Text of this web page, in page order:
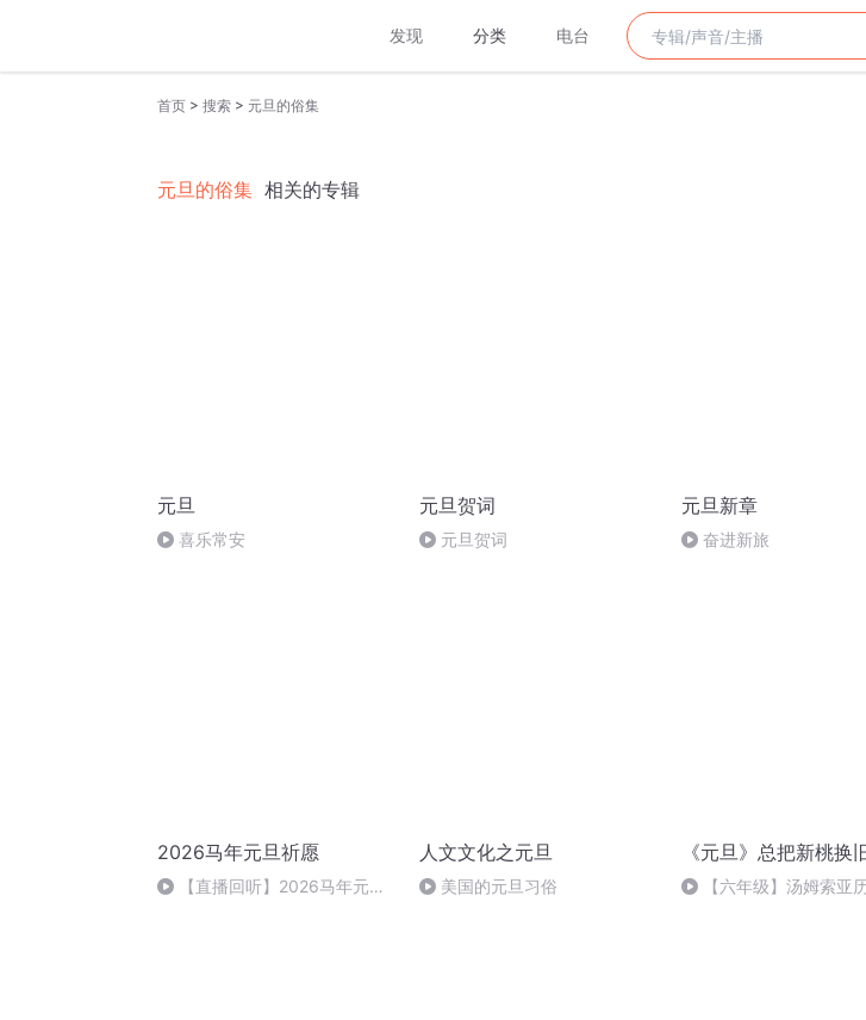
发现 分类 电台
首页 > 搜索 > 元旦的俗集
元旦的俗集 相关的专辑
元旦
喜乐常安
元旦贺词
元旦贺词
元旦新章
奋进新旅
2026马年元旦祈愿
【直播回听】2026马年元旦
人文文化之元旦
美国的元旦习俗
《元旦》总把新桃换
【六年级】汤姆索亚